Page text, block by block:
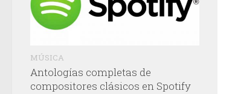
MÚSICA
Antologías completas de
compositores clásicos en Spotify